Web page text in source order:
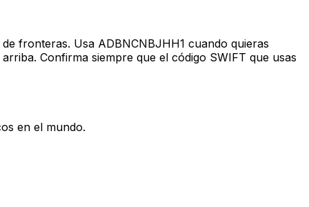
fronteras. Usa ADBNCNBJHH1 cuando quieras
Confirma siempre que el código SWIFT que usas
en el mundo.